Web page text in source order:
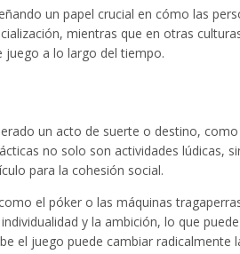
un papel crucial en cómo las
mientras que en otras
juego a lo largo del tiempo.
un acto de suerte o destino,
no solo son actividades lúdicas,
para la cohesión social.
el póker o las máquinas
y la ambición, lo que puede
el juego puede cambiar radicalmente